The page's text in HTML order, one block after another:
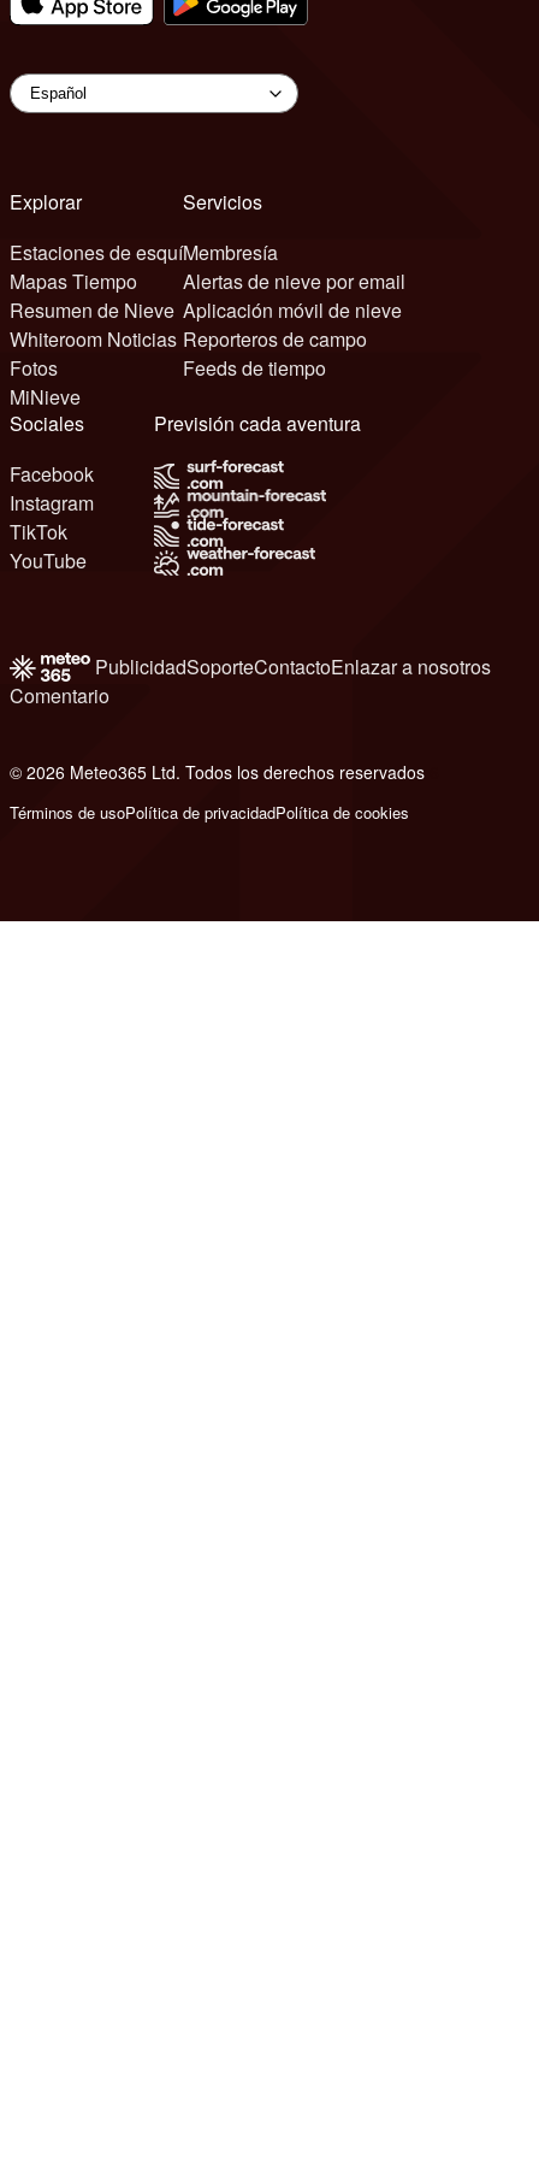
Explorar
Estaciones de esquí
Mapas Tiempo
Resumen de Nieve
Whiteroom Noticias
Fotos
MiNieve
Servicios
Membresía
Alertas de nieve por email
Aplicación móvil de nieve
Reporteros de campo
Feeds de tiempo
Sociales
Facebook
Instagram
TikTok
YouTube
Previsión cada aventura
PublicidadSoporteContactoEnlazar a nosotros
Comentario
© 2026 Meteo365 Ltd. Todos los derechos reservados
Términos de usoPolítica de privacidadPolítica de cookies